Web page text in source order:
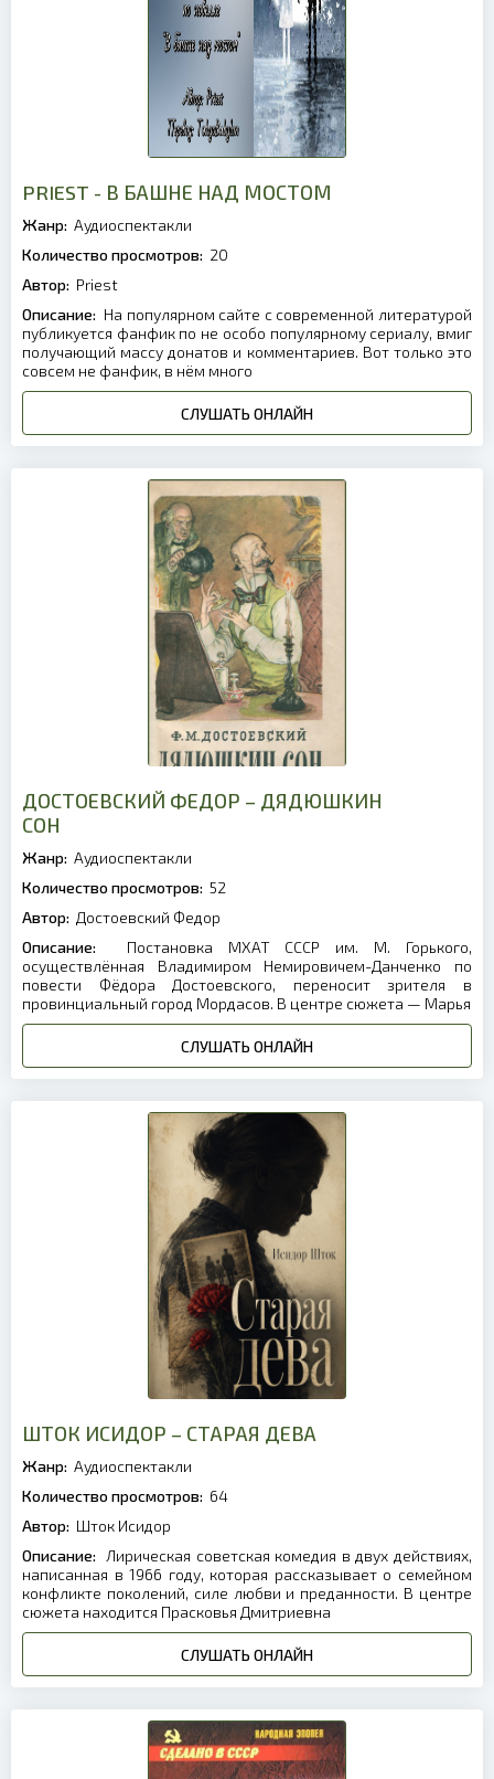
PRIEST - В БАШНЕ НАД МОСТОМ
Жанр: Аудиоспектакли
Количество просмотров: 20
Автор: Priest
Описание: На популярном сайте с современной литературой
публикуется фанфик по не особо популярному сериалу, вмиг
получающий массу донатов и комментариев. Вот только это
совсем не фанфик, в нём много
СЛУШАТЬ ОНЛАЙН
ДОСТОЕВСКИЙ ФЕДОР – ДЯДЮШКИН
СОН
Жанр: Аудиоспектакли
Количество просмотров: 52
Автор: Достоевский Федор
Описание:
Постановка МХАТ СССР им. М. Горького,
осуществлённая Владимиром Немировичем-Данченко по
повести Фёдора Достоевского, переносит зрителя в
провинциальный город Мордасов. В центре сюжета — Марья
СЛУШАТЬ ОНЛАЙН
ШТОК ИСИДОР – СТАРАЯ ДЕВА
Жанр: Аудиоспектакли
Количество просмотров: 64
Автор: Шток Исидор
Описание:
Лирическая советская комедия в двух действиях,
написанная в 1966 году, которая рассказывает о семейном
конфликте поколений, силе любви и преданности. В центре
сюжета находится Прасковья Дмитриевна
СЛУШАТЬ ОНЛАЙН